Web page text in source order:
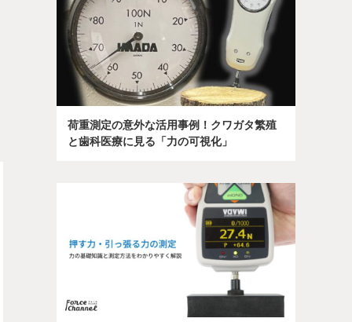
荷重測定の意外な活用事例！クワガタ繁殖
と歯科医療に見る「力の可視化」